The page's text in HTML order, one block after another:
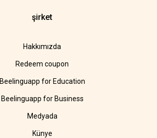
şirket
Hakkımızda
Redeem coupon
Beelinguapp for Education
Beelinguapp for Business
Medyada
Künye